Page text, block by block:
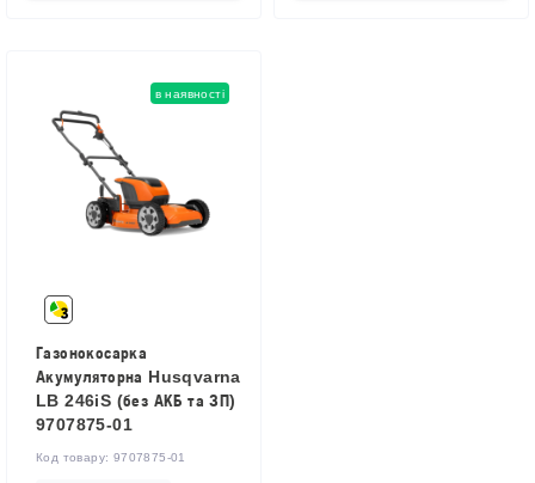
в наявності
Газонокосарка
Акумуляторна Husqvarna
LB 246iS (без АКБ та ЗП)
9707875-01
Код товару: 9707875-01